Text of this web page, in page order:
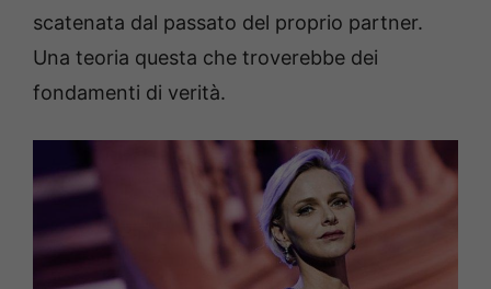
scatenata dal passato del proprio partner.
Una teoria questa che troverebbe dei
fondamenti di verità.